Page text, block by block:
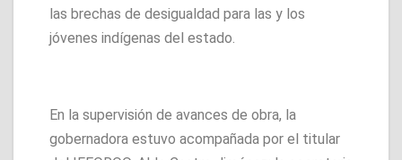
las brechas de desigualdad para las y los
jóvenes indígenas del estado.
En la supervisión de avances de obra, la
gobernadora estuvo acompañada por el titular